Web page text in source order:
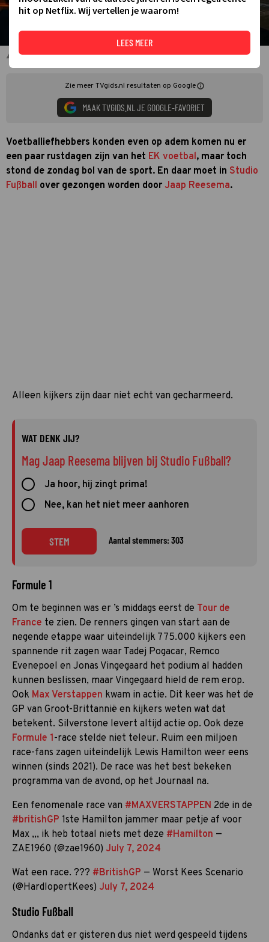
Jaap Reesema
Zie meer TVgids.nl resultaten op Google
MAAK TVGIDS.NL JE GOOGLE-FAVORIET
Voetballiefhebbers konden even op adem komen nu er
een paar rustdagen zijn van het EK voetbal, maar toch
stond de zondag bol van de sport. En daar moet in Studio
Fußball over gezongen worden door Jaap Reesema.
Alleen kijkers zijn daar niet echt van gecharmeerd.
WAT DENK JIJ?
Mag Jaap Reesema blijven bij Studio Fußball?
Ja hoor, hij zingt prima!
Nee, kan het niet meer aanhoren
STEM Aantal stemmers: 303
Formule 1
Om te beginnen was er ’s middags eerst de Tour de
France te zien. De renners gingen van start aan de
negende etappe waar uiteindelijk 775.000 kijkers een
spannende rit zagen waar Tadej Pogacar, Remco
Evenepoel en Jonas Vingegaard het podium al hadden
kunnen beslissen, maar Vingegaard hield de rem erop.
Ook Max Verstappen kwam in actie. Dit keer was het de
GP van Groot-Brittannië en kijkers weten wat dat
betekent. Silverstone levert altijd actie op. Ook deze
Formule 1-race stelde niet teleur. Ruim een miljoen
race-fans zagen uiteindelijk Lewis Hamilton weer eens
winnen (sinds 2021). De race was het best bekeken
programma van de avond, op het Journaal na.
Een fenomenale race van #MAXVERSTAPPEN 2de in de
#britishGP 1ste Hamilton jammer maar petje af voor
Max ,,, ik heb totaal niets met deze #Hamilton —
ZAE1960 (@zae1960) July 7, 2024
Wat een race. ??? #BritishGP — Worst Kees Scenario
(@HardlopertKees) July 7, 2024
Studio Fußball
Ondanks dat er gisteren dus niet werd gespeeld tijdens
hit op Netflix. Wij vertellen je waarom!
LEES MEER